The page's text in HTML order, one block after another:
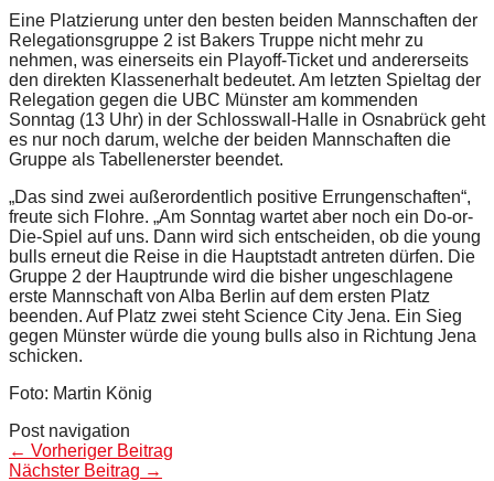
Eine Platzierung unter den besten beiden Mannschaften der
Relegationsgruppe 2 ist Bakers Truppe nicht mehr zu
nehmen, was einerseits ein Playoff-Ticket und andererseits
den direkten Klassenerhalt bedeutet. Am letzten Spieltag der
Relegation gegen die UBC Münster am kommenden
Sonntag (13 Uhr) in der Schlosswall-Halle in Osnabrück geht
es nur noch darum, welche der beiden Mannschaften die
Gruppe als Tabellenerster beendet.
„Das sind zwei außerordentlich positive Errungenschaften“,
freute sich Flohre. „Am Sonntag wartet aber noch ein Do-or-
Die-Spiel auf uns. Dann wird sich entscheiden, ob die young
bulls erneut die Reise in die Hauptstadt antreten dürfen. Die
Gruppe 2 der Hauptrunde wird die bisher ungeschlagene
erste Mannschaft von Alba Berlin auf dem ersten Platz
beenden. Auf Platz zwei steht Science City Jena. Ein Sieg
gegen Münster würde die young bulls also in Richtung Jena
schicken.
Foto: Martin König
Post navigation
← Vorheriger Beitrag
Nächster Beitrag →